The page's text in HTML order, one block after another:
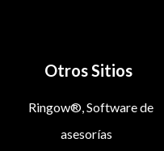
Otros Sitios
Ringow®, Software de
asesorías